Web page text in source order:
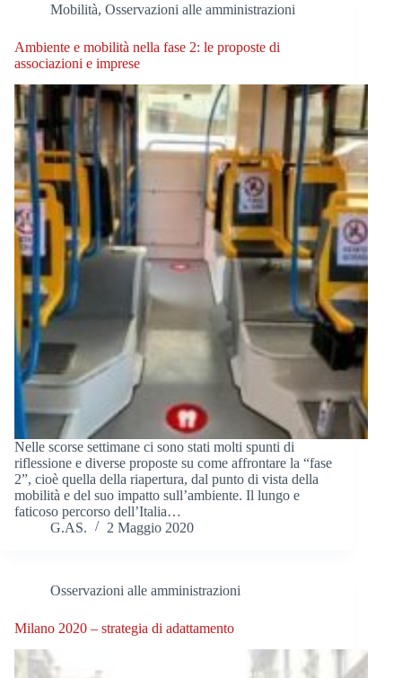
Mobilità, Osservazioni alle amministrazioni
Ambiente e mobilità nella fase 2: le proposte di
associazioni e imprese
Nelle scorse settimane ci sono stati molti spunti di
riflessione e diverse proposte su come affrontare la “fase
2”, cioè quella della riapertura, dal punto di vista della
mobilità e del suo impatto sull’ambiente. Il lungo e
faticoso percorso dell’Italia…
G.AS.
2 Maggio 2020
Osservazioni alle amministrazioni
Milano 2020 – strategia di adattamento